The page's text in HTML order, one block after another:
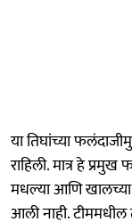
या तिघांच्या
राहिली. मात्र हे
मधल्या आणि
आली नाही.